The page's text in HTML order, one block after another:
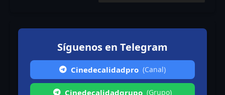
Síguenos en Telegram
Cinedecalidadpro (Canal)
Cinedecalidadgrupo (Grupo)